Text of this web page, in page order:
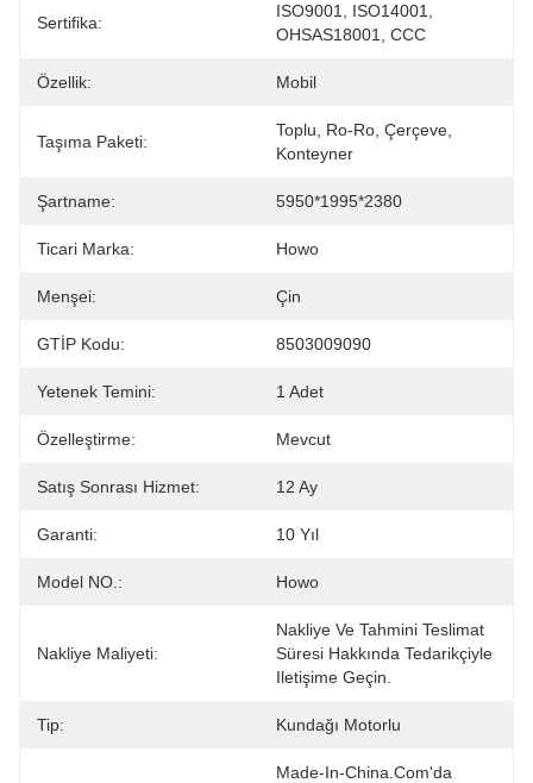
Sertifika:
ISO9001, ISO14001,
OHSAS18001, CCC
Özellik: Mobil
Taşıma Paketi:
Toplu, Ro-Ro, Çerçeve,
Konteyner
Şartname: 5950*1995*2380
Ticari Marka: Howo
Menşei: Çin
GTİP Kodu: 8503009090
Yetenek Temini: 1 Adet
Özelleştirme: Mevcut
Satış Sonrası Hizmet: 12 Ay
Garanti: 10 Yıl
Model NO.: Howo
Nakliye Maliyeti:
Nakliye Ve Tahmini Teslimat
Süresi Hakkında Tedarikçiyle
Iletişime Geçin.
Tip: Kundağı Motorlu
Made-In-China.com'da